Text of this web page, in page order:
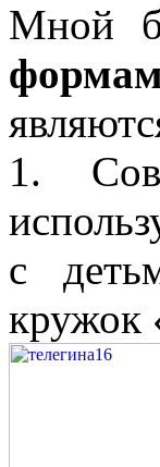
Мной
1.
с
кружок